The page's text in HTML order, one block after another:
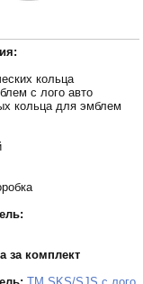
кольца
с лого авто
кольца для эмблем
за комплект